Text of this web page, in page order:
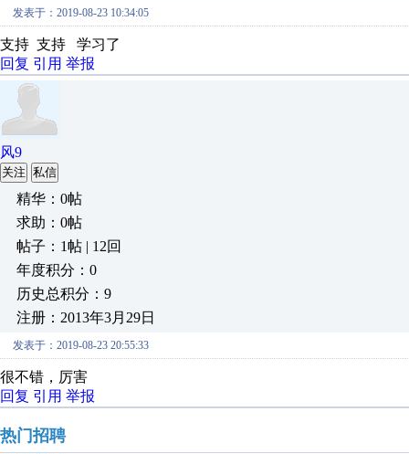
发表于：2019-08-23 10:34:05
支持 支持 学习了
回复 引用 举报
风9
关注 私信
精华：0帖
求助：0帖
帖子：1帖 | 12回
年度积分：0
历史总积分：9
注册：2013年3月29日
发表于：2019-08-23 20:55:33
很不错，厉害
回复 引用 举报
热门招聘